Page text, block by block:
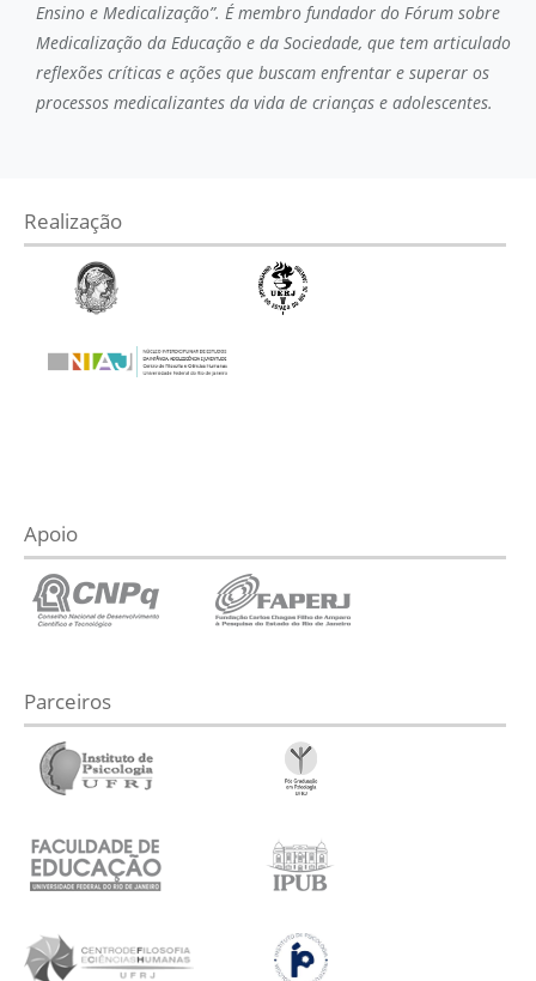
Ensino e Medicalização”. É membro fundador do Fórum sobre
Medicalização da Educação e da Sociedade, que tem articulado
reflexões críticas e ações que buscam enfrentar e superar os
processos medicalizantes da vida de crianças e adolescentes.
Realização
Apoio
Parceiros